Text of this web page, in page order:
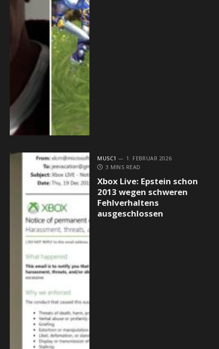
MUSC1
1. FEBRUAR 2026
3 MINS READ
Xbox Live: Epstein schon
2013 wegen schweren
Fehlverhaltens
ausgeschlossen